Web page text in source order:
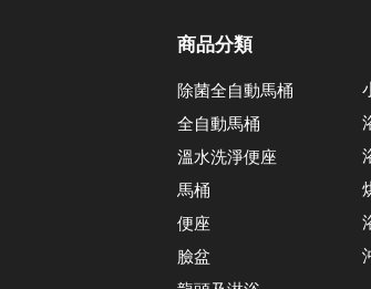
商品分類
除菌全自動馬桶
全自動馬桶
溫水洗淨便座
馬桶
便座
臉盆